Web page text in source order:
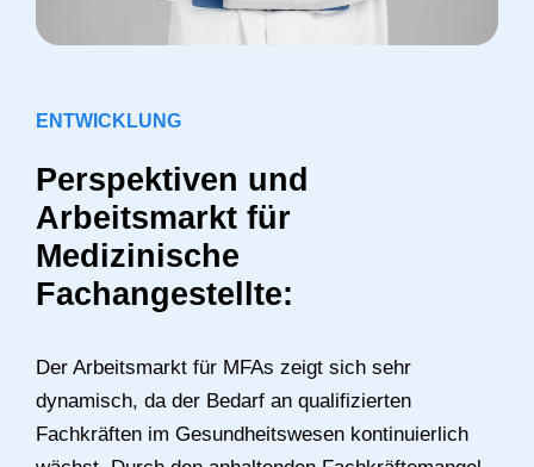
ENTWICKLUNG
Perspektiven und
Arbeitsmarkt für
Medizinische
Fachangestellte:
Der Arbeitsmarkt für MFAs zeigt sich sehr
dynamisch, da der Bedarf an qualifizierten
Fachkräften im Gesundheitswesen kontinuierlich